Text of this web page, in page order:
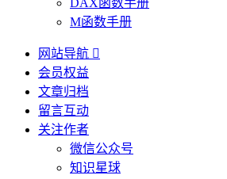
DAX函数手册
M函数手册
网站导航 
会员权益
文章归档
留言互动
关注作者
微信公众号
知识星球